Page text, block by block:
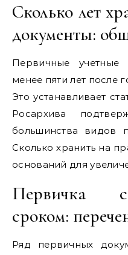
Сколько лет
документы:
Первичные учетные
менее пяти лет после
Это устанавливает
Росархива
большинства видов
Сколько хранить на
оснований для
Первичка
сроком:
Ряд первичных